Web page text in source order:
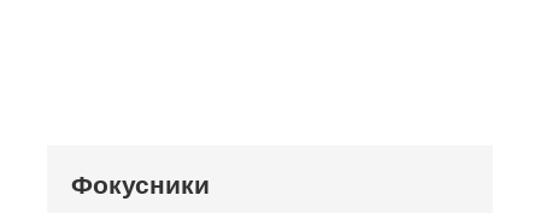
Фокусники